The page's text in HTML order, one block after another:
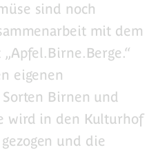
sind noch
mit dem
eigenen
Birnen und
wird in den Kulturhof
und die